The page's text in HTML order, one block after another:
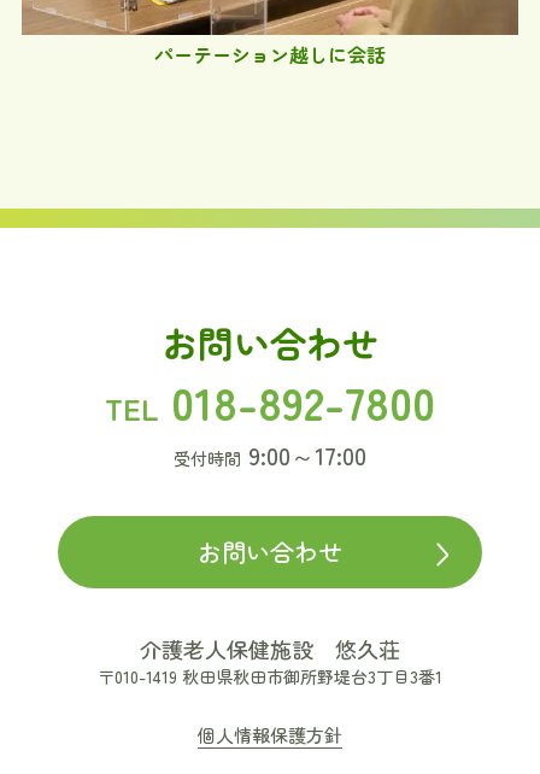
パーテーション越しに会話
お問い合わせ
TEL 018-892-7800
受付時間 9:00～17:00
お問い合わせ
介護老人保健施設 悠久荘
〒010-1419 秋田県秋田市御所野堤台3丁目3番1
個人情報保護方針